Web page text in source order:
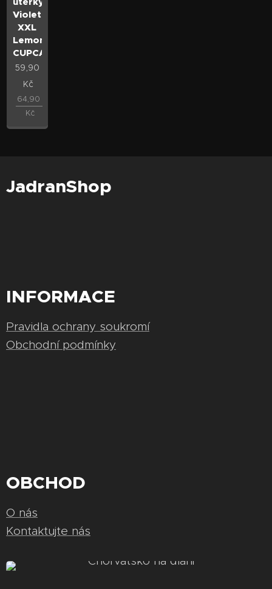
Violeta
XXL
Lemon
CUPCAKE
59,90
Kč
64,90
Kč
JadranShop
INFORMACE
Pravidla ochrany soukromí
Obchodní podmínky
OBCHOD
O nás
Kontaktujte nás